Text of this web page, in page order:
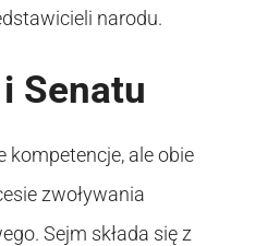
narodu.
Senatu
kompetencje, ale obie
zwoływania
Sejm składa się z